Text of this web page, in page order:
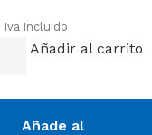
Iva Incluido
Añadir al carrito
Añade al